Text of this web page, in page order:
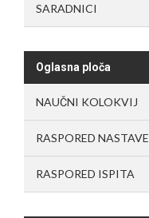
SARADNICI
Oglasna ploča
NAUČNI KOLOKVIJ
RASPORED NASTAVE
RASPORED ISPITA